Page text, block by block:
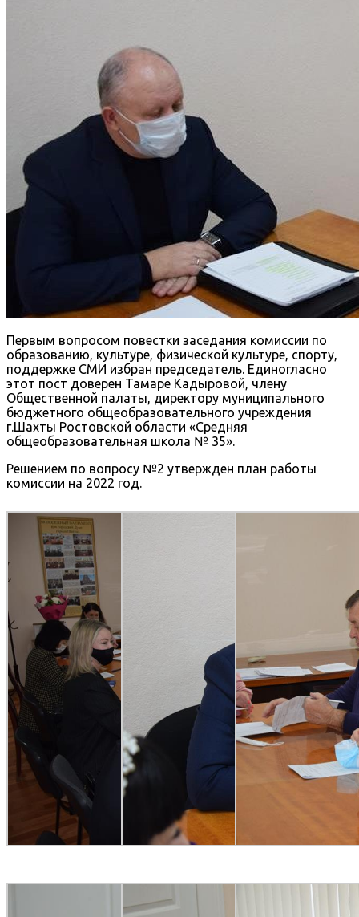
Первым вопросом повестки заседания комиссии по
образованию, культуре, физической культуре, спорту,
поддержке СМИ избран председатель. Единогласно
этот пост доверен Тамаре Кадыровой, члену
Общественной палаты, директору муниципального
бюджетного общеобразовательного учреждения
г.Шахты Ростовской области «Средняя
общеобразовательная школа № 35».
Решением по вопросу №2 утвержден план работы
комиссии на 2022 год.